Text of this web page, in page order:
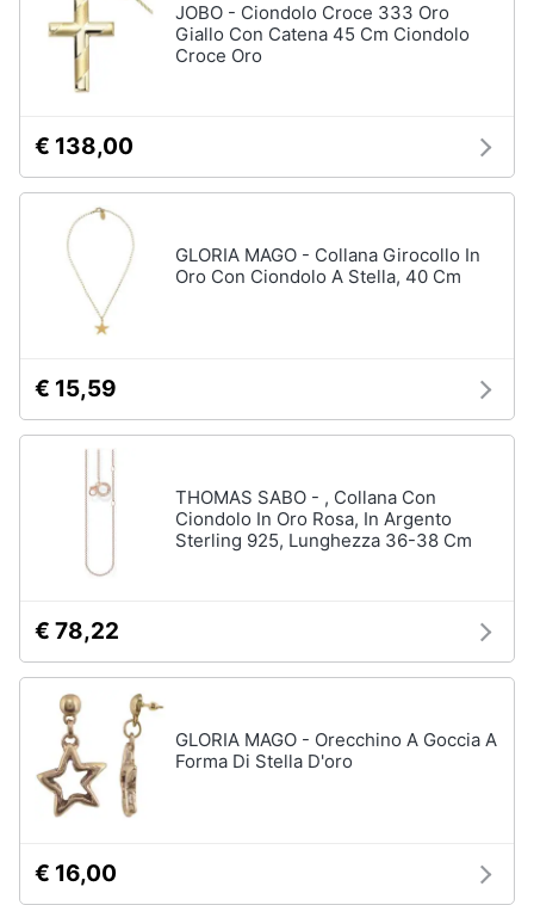
JOBO - Ciondolo Croce 333 Oro
Giallo Con Catena 45 Cm Ciondolo
Croce Oro
€ 138,00
GLORIA MAGO - Collana Girocollo In
Oro Con Ciondolo A Stella, 40 Cm
€ 15,59
THOMAS SABO - , Collana Con
Ciondolo In Oro Rosa, In Argento
Sterling 925, Lunghezza 36-38 Cm
€ 78,22
GLORIA MAGO - Orecchino A Goccia A
Forma Di Stella D'oro
€ 16,00